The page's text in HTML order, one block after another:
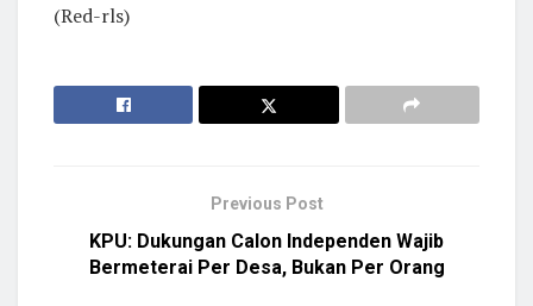
(Red-rls)
Previous Post
KPU: Dukungan Calon Independen Wajib
Bermeterai Per Desa, Bukan Per Orang